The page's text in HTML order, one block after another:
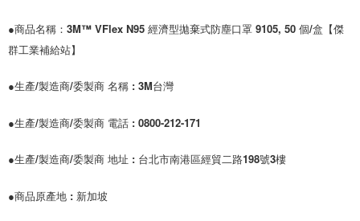
●商品名稱：3M™ VFlex N95 經濟型拋棄式防塵口罩 9105, 50 個/盒【傑
群工業補給站】
●生產/製造商/委製商 名稱 : 3M台灣
●生產/製造商/委製商 電話 : 0800-212-171
●生產/製造商/委製商 地址 : 台北市南港區經貿二路198號3樓
●商品原產地 : 新加坡